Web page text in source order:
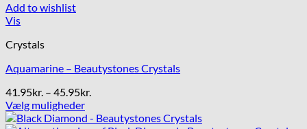
Add to wishlist
Vis
Crystals
Aquamarine – Beautystones Crystals
41.95kr. – 45.95kr.
til
Vælg muligheder
Dette